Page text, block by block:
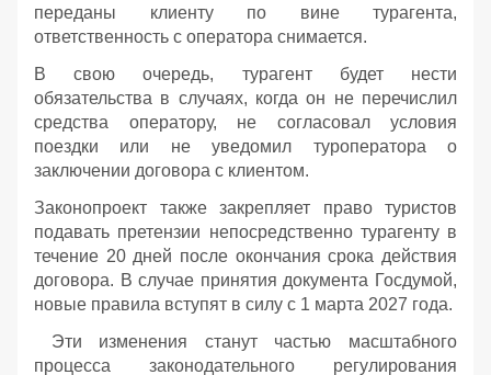
переданы клиенту по вине турагента,
ответственность с оператора снимается.
В свою очередь, турагент будет нести
обязательства в случаях, когда он не перечислил
средства оператору, не согласовал условия
поездки или не уведомил туроператора о
заключении договора с клиентом.
Законопроект также закрепляет право туристов
подавать претензии непосредственно турагенту в
течение 20 дней после окончания срока действия
договора. В случае принятия документа Госдумой,
новые правила вступят в силу с 1 марта 2027 года.
Эти изменения станут частью масштабного
процесса законодательного регулирования